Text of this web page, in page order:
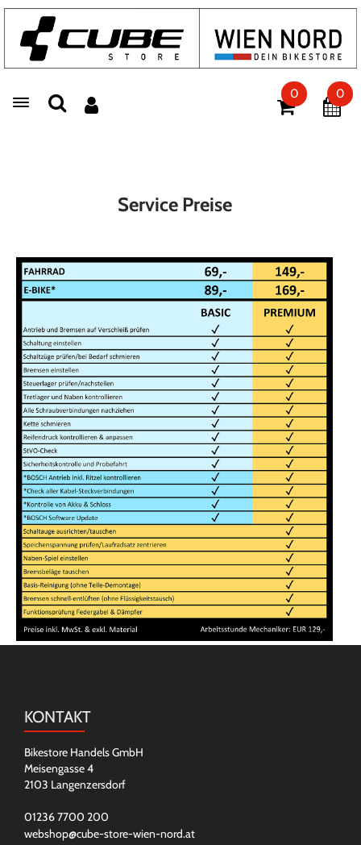
Toggle navigation
0 0
Service Preise
KONTAKT
Bikestore Handels GmbH
Meisengasse 4
2103 Langenzersdorf
01236 7700 200
webshop@cube-store-wien-nord.at